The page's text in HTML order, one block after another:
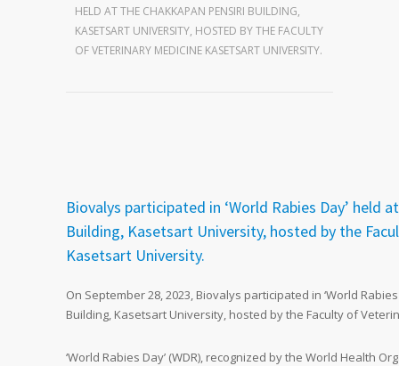
HELD AT THE CHAKKAPAN PENSIRI BUILDING,
KASETSART UNIVERSITY, HOSTED BY THE FACULTY
OF VETERINARY MEDICINE KASETSART UNIVERSITY.
Biovalys participated in ‘World Rabies Day’ held
Building, Kasetsart University, hosted by the
Kasetsart University.
On September 28, 2023, Biovalys participated in ‘World
Building, Kasetsart University, hosted by the Faculty of
‘World Rabies Day’ (WDR), recognized by the World Health